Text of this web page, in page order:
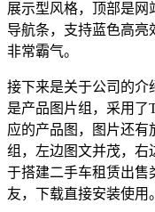
展示型风格，顶部是网
导航条，支持蓝色高亮
非常霸气。
接下来是关于公司的介
是产品图片组，采用
应的产品图，图片还有
组，左边图文并茂，右
于搭建二手车租赁出售
友，下载直接安装使用。